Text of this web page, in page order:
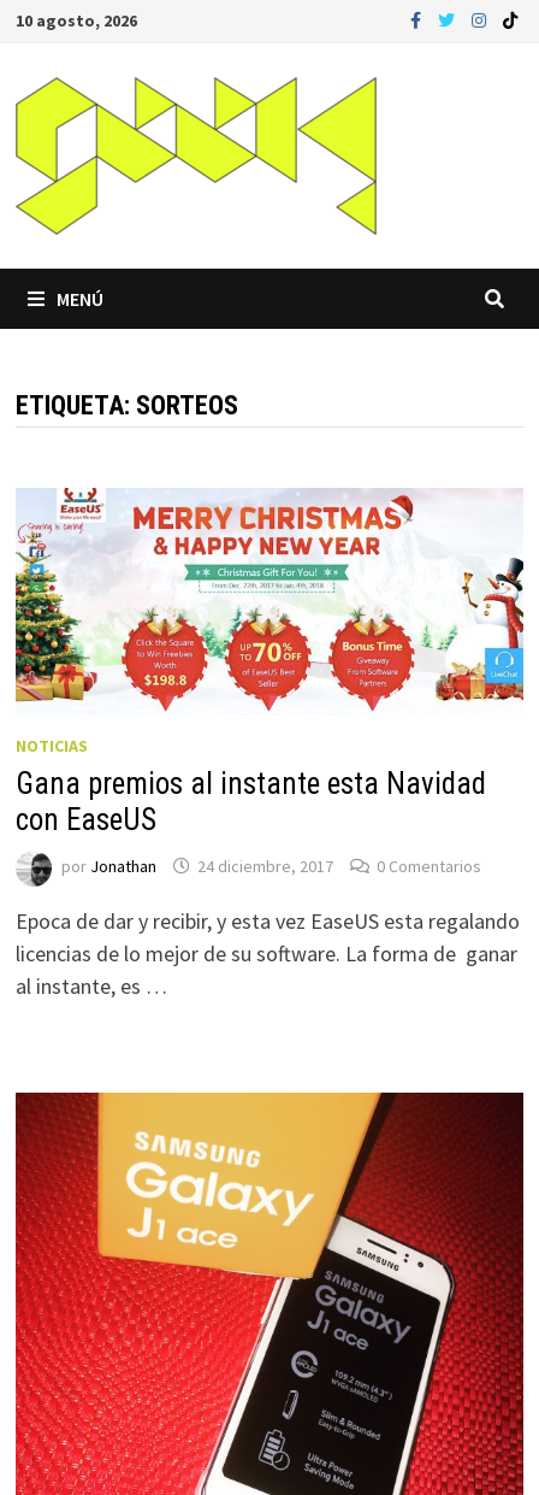
Saltar
contenido
10 agosto, 2026
MENÚ
ETIQUETA: SORTEOS
NOTICIAS
Gana premios al instante esta Navidad
con EaseUS
por Jonathan 24 diciembre, 2017 0 Comentarios
Epoca de dar y recibir, y esta vez EaseUS esta regalando
licencias de lo mejor de su software. La forma de ganar
al instante, es …